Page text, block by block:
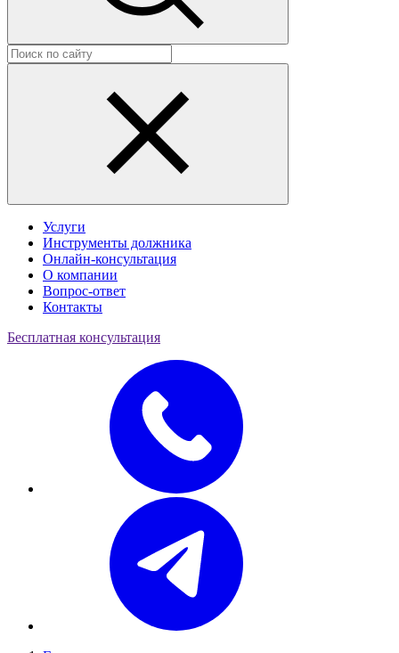
Услуги
Инструменты должника
Онлайн-консультация
О компании
Вопрос-ответ
Контакты
Бесплатная консультация